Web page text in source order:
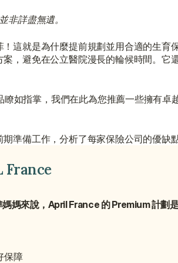
非詳盡無遺。
！這就是為什麼提前規劃並用合適的生
，避免在公立醫院漫長的輪候時間。
瞭如指掌，我們在此為您推薦一些擁有
準備工作，分析了每家保險公司的優缺
France
媽來說，April France 的 Premium 計劃
保障